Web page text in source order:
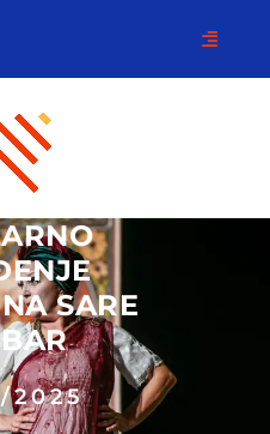
SARE
2025